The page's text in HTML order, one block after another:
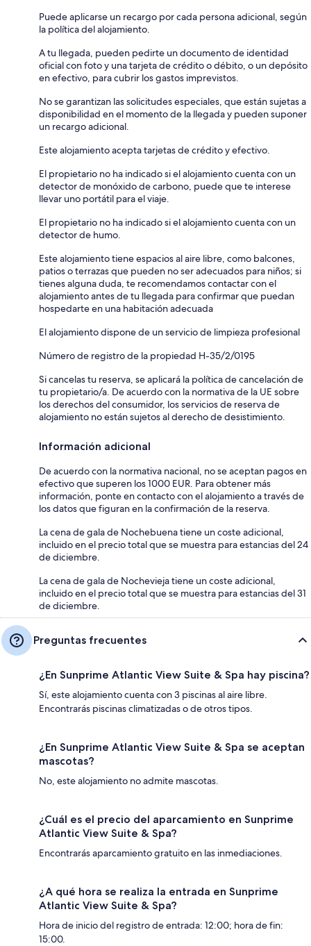
Puede aplicarse un recargo por cada persona adicional, según
la política del alojamiento.
A tu llegada, pueden pedirte un documento de identidad
oficial con foto y una tarjeta de crédito o débito, o un depósito
en efectivo, para cubrir los gastos imprevistos.
No se garantizan las solicitudes especiales, que están sujetas a
disponibilidad en el momento de la llegada y pueden suponer
un recargo adicional.
Este alojamiento acepta tarjetas de crédito y efectivo.
El propietario no ha indicado si el alojamiento cuenta con un
detector de monóxido de carbono, puede que te interese
llevar uno portátil para el viaje.
El propietario no ha indicado si el alojamiento cuenta con un
detector de humo.
Este alojamiento tiene espacios al aire libre, como balcones,
patios o terrazas que pueden no ser adecuados para niños; si
tienes alguna duda, te recomendamos contactar con el
alojamiento antes de tu llegada para confirmar que puedan
hospedarte en una habitación adecuada
El alojamiento dispone de un servicio de limpieza profesional
Número de registro de la propiedad H-35/2/0195
Si cancelas tu reserva, se aplicará la política de cancelación de
tu propietario/a. De acuerdo con la normativa de la UE sobre
los derechos del consumidor, los servicios de reserva de
alojamiento no están sujetos al derecho de desistimiento.
Información adicional
De acuerdo con la normativa nacional, no se aceptan pagos en
efectivo que superen los 1000 EUR. Para obtener más
información, ponte en contacto con el alojamiento a través de
los datos que figuran en la confirmación de la reserva.
La cena de gala de Nochebuena tiene un coste adicional,
incluido en el precio total que se muestra para estancias del 24
de diciembre.
La cena de gala de Nochevieja tiene un coste adicional,
incluido en el precio total que se muestra para estancias del 31
de diciembre.
Preguntas frecuentes
¿En Sunprime Atlantic View Suite & Spa hay piscina?
Sí, este alojamiento cuenta con 3 piscinas al aire libre.
Encontrarás piscinas climatizadas o de otros tipos.
¿En Sunprime Atlantic View Suite & Spa se aceptan
mascotas?
No, este alojamiento no admite mascotas.
¿Cuál es el precio del aparcamiento en Sunprime
Atlantic View Suite & Spa?
Encontrarás aparcamiento gratuito en las inmediaciones.
¿A qué hora se realiza la entrada en Sunprime
Atlantic View Suite & Spa?
Hora de inicio del registro de entrada: 12:00; hora de fin:
15:00.